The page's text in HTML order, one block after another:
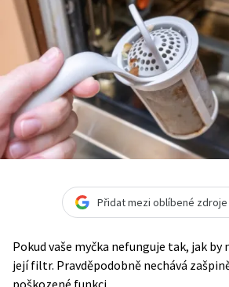
Přidat mezi oblíbené zdroje
Pokud vaše myčka nefunguje tak, jak
její filtr. Pravděpodobně nechává
poškozené funkci.